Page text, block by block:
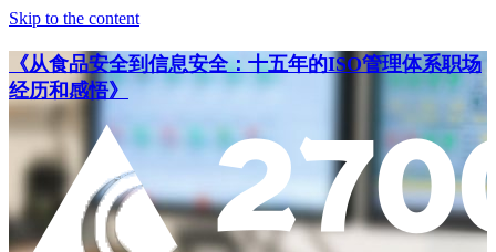
Skip to the content
《从食品安全到信息安全：十五年的ISO管理体系职场
经历和感悟》